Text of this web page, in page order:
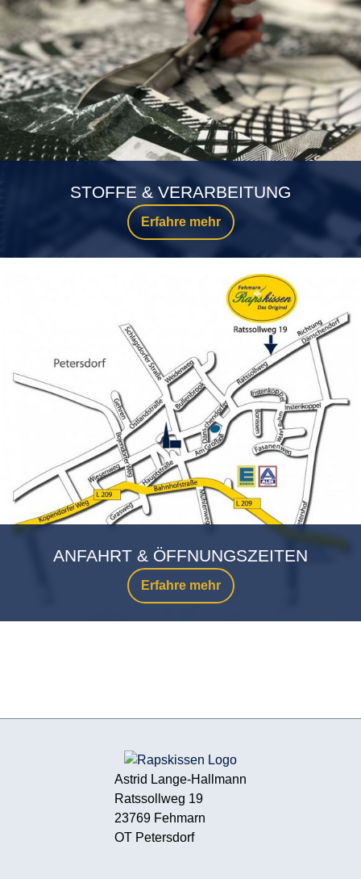
Erfahre mehr
STOFFE & VERARBEITUNG
Erfahre mehr
ANFAHRT & ÖFFNUNGSZEITEN
Astrid Lange-Hallmann
Ratssollweg 19
23769 Fehmarn
OT Petersdorf